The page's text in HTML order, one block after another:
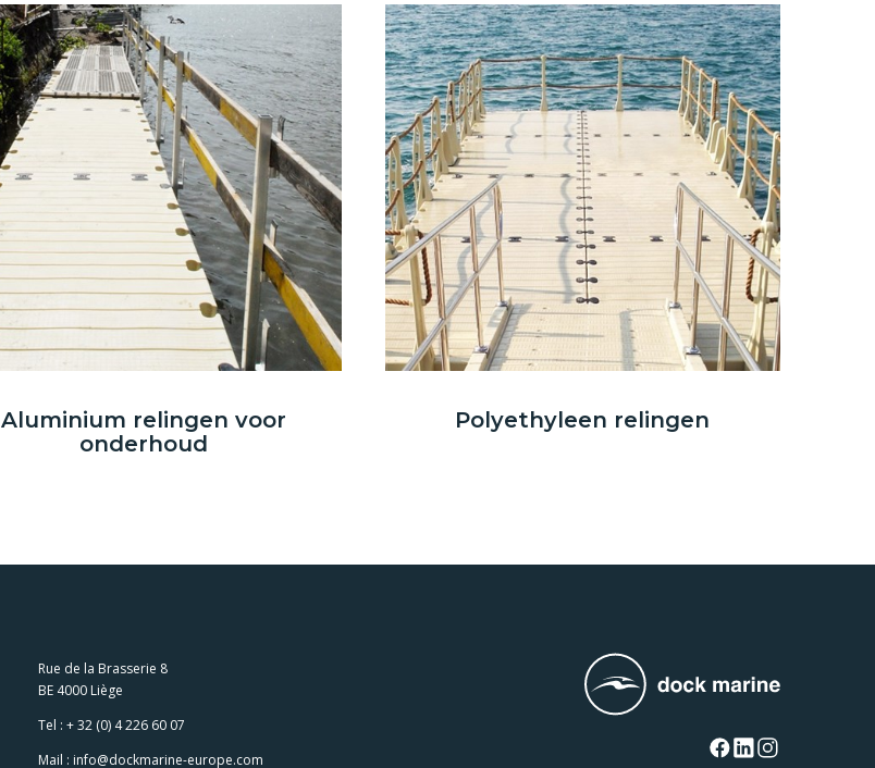
Aluminium relingen voor
onderhoud
Polyethyleen relingen
Rue de la Brasserie 8
BE 4000 Liège
Tel : + 32 (0) 4 226 60 07
Mail : info@dockmarine-europe.com